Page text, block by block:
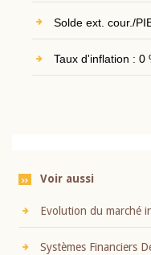
Solde ext. cour./
Taux d'inflation : 0
Voir aussi
Evolution du marché
Systèmes Financiers